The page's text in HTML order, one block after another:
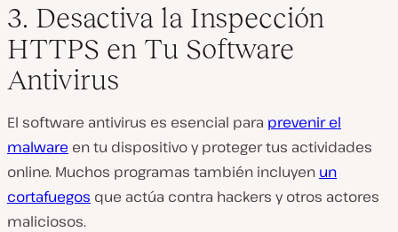
3. Desactiva la Inspección
HTTPS en Tu Software
Antivirus
El software antivirus es esencial para prevenir el
malware en tu dispositivo y proteger tus actividades
online. Muchos programas también incluyen un
cortafuegos que actúa contra hackers y otros actores
maliciosos.